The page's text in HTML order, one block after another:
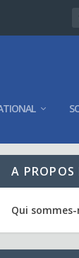
A PROPOS
Qui sommes-